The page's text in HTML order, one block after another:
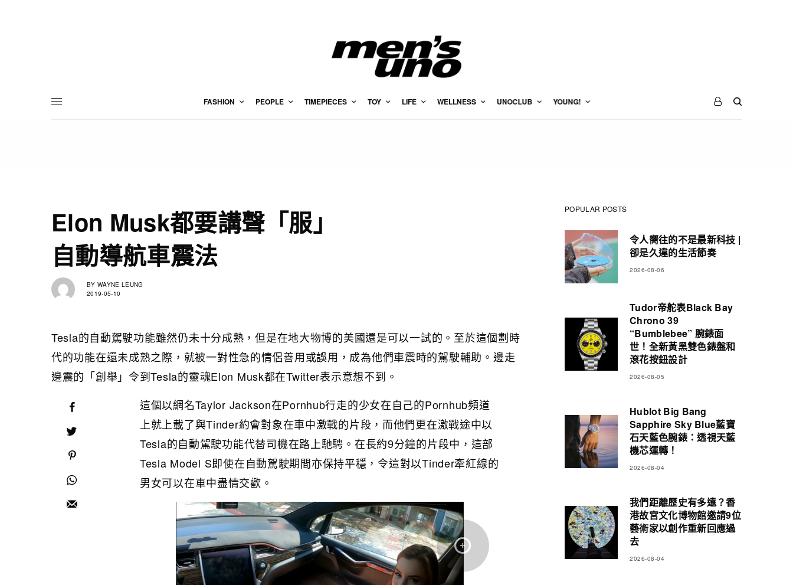
FASHION PEOPLE TIMEPIECES TOY LIFE WELLNESS UNOCLUB YOUNG!
Elon Musk都要講聲「服」
自動導航車震法
BY WAYNE LEUNG
2019-05-10
Tesla的自動駕駛功能雖然仍未十分成熟，但是在地大物博的美國還是可以一試的。至於這個劃時
代的功能在還未成熟之際，就被一對性急的情侶善用或誤用，成為他們車震時的駕駛輔助。邊走
邊震的「創舉」令到Tesla的靈魂Elon Musk都在Twitter表示意想不到。
這個以網名Taylor Jackson在Pornhub行走的少女在自己的Pornhub頻道
上就上載了與Tinder約會對象在車中激戰的片段，而他們更在激戰途中以
Tesla的自動駕駛功能代替司機在路上馳騁。在長約9分鐘的片段中，這部
Tesla Model S即使在自動駕駛期間亦保持平穩，令這對以Tinder牽紅線的
男女可以在車中盡情交歡。
POPULAR POSTS
令人嚮往的不是最新科技 |
卻是久違的生活節奏
2026-08-06
Tudor帝舵表Black Bay
Chrono 39
“Bumblebee” 腕錶面
世！全新黃黑雙色錶盤和
滾花按鈕設計
2026-08-05
Hublot Big Bang
Sapphire Sky Blue藍寶
石天藍色腕錶：透視天藍
機芯運轉！
2026-08-04
我們距離歷史有多遠？香
港故宮文化博物館邀請9位
藝術家以創作重新回應過
去
2026-08-04